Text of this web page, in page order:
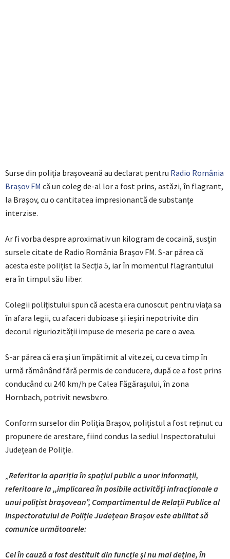
Surse din poliția brașoveană au declarat pentru Radio România
Brașov FM că un coleg de-al lor a fost prins, astăzi, în flagrant,
la Brașov, cu o cantitatea impresionantă de substanțe
interzise.
Ar fi vorba despre aproximativ un kilogram de cocaină, susțin
sursele citate de Radio România Brașov FM. S-ar părea că
acesta este polițist la Secția 5, iar în momentul flagrantului
era în timpul său liber.
Colegii polițistului spun că acesta era cunoscut pentru viața sa
în afara legii, cu afaceri dubioase și ieșiri nepotrivite din
decorul riguriozității impuse de meseria pe care o avea.
S-ar părea că era și un împătimit al vitezei, cu ceva timp în
urmă rămânând fără permis de conducere, după ce a fost prins
conducând cu 240 km/h pe Calea Făgărașului, în zona
Hornbach, potrivit newsbv.ro.
Conform surselor din Poliția Brașov, polițistul a fost reținut cu
propunere de arestare, fiind condus la sediul Inspectoratului
Județean de Poliție.
„Referitor la apariția în spațiul public a unor informații,
referitoare la ,,implicarea în posibile activități infracționale a
unui polițist brașovean”, Compartimentul de Relații Publice al
Inspectoratului de Poliție Județean Brașov este abilitat să
comunice următoarele:
Cel în cauză a fost destituit din funcție și nu mai deține, în